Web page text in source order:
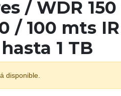
/ WDR
/ 100 mts
1 TB
disponible.